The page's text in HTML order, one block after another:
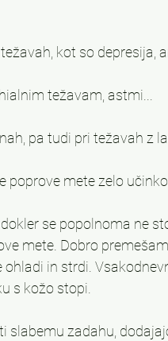
kot so depresija,
težavam, astmi...
pa tudi pri težavah z
poprove mete zelo
se popolnoma ne
mete. Dobro
in strdi.
s kožo stopi.
slabemu zadahu,